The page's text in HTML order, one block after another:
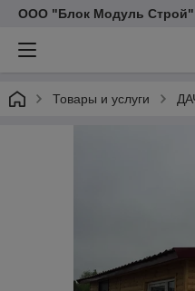
ООО "Блок Модуль Строй"
Товары и услуги